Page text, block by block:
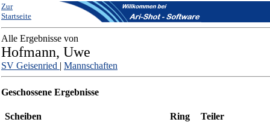
Zur
Startseite
Alle Ergebnisse von
Hofmann, Uwe
SV Geisenried | Mannschaften
Geschossene Ergebnisse
Scheiben Ring
Teiler